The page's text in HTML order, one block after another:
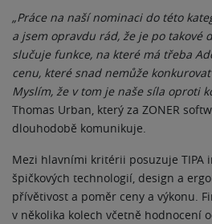
„Práce na naší nominaci do této
a jsem opravdu rád, že je po takové
slučuje funkce, na které má třeba
cenu, které snad nemůže
Myslím, že v tom je naše síla oproti
Thomas Urban, který za ZONER
dlouhodobě komunikuje.
Mezi hlavními kritérii posuzuje TIPA
špičkových technologií, design a
přívětivost a poměr ceny a výkonu.
v několika kolech včetně hodnocení